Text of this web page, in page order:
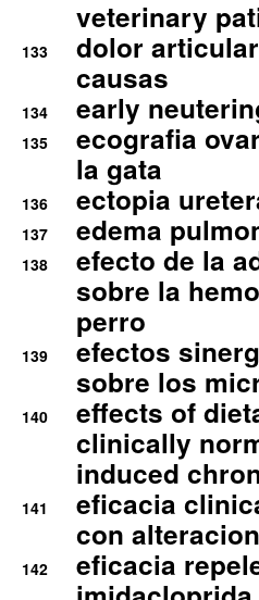
veterinary
133
dolor
causas
134 early
135
ecografia
la gata
136 ectopia
137 edema
138
efecto de la
sobre la
perro
139
efectos
sobre los
140
effects of
clinically
induced
141
eficacia
con
142
eficacia